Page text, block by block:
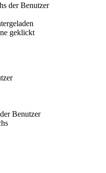
der Benutzer
geklickt
Benutzer